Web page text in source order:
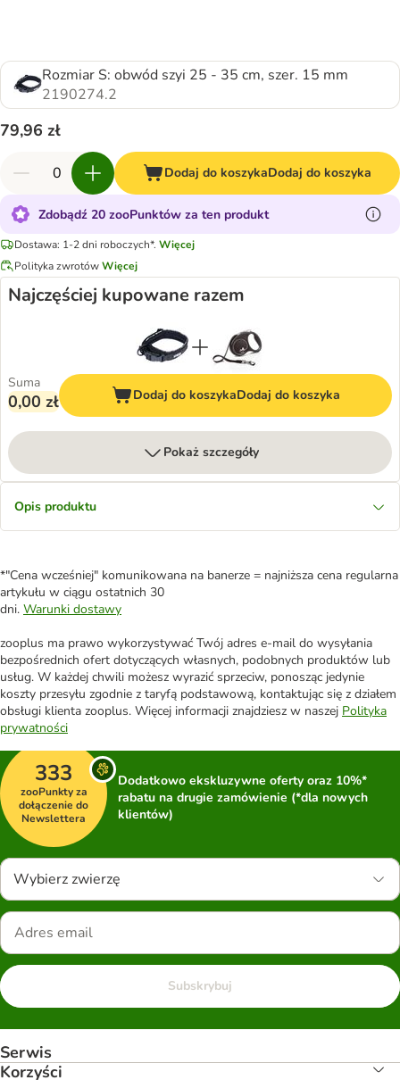
Rozmiar S: obwód szyi 25 - 35 cm, szer. 15 mm
2190274.2
79,96 zł
Dodaj do koszykaDodaj do koszyka
Zdobądź 20 zooPunktów za ten produkt
Dostawa: 1-2 dni roboczych*. Więcej
Polityka zwrotówWięcej
Najczęściej kupowane razem
Suma
0,00 zł Dodaj do koszykaDodaj do koszyka
Pokaż szczegóły
Opis produktu
*"Cena wcześniej" komunikowana na banerze = najniższa cena regularna
artykułu w ciągu ostatnich 30
dni. Warunki dostawy
zooplus ma prawo wykorzystywać Twój adres e-mail do wysyłania
bezpośrednich ofert dotyczących własnych, podobnych produktów lub
usług. W każdej chwili możesz wyrazić sprzeciw, ponosząc jedynie
koszty przesyłu zgodnie z taryfą podstawową, kontaktując się z działem
obsługi klienta zooplus. Więcej informacji znajdziesz w naszej Polityka
prywatności
333
zooPunkty za
dołączenie do
Newslettera
Dodatkowo ekskluzywne oferty oraz 10%*
rabatu na drugie zamówienie (*dla nowych
klientów)
Wybierz zwierzę
Subskrybuj
Serwis
Korzyści